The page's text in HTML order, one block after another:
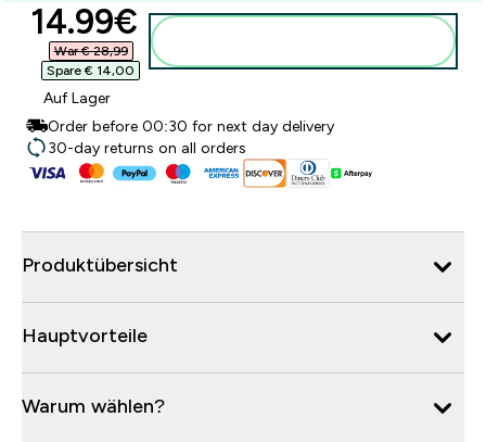
discounted price
14.99€‎
War € 28,99‎
Spare € 14,00‎
Auf Lager
Order before 00:30 for next day delivery
30-day returns on all orders
Produktübersicht
Hauptvorteile
Warum wählen?